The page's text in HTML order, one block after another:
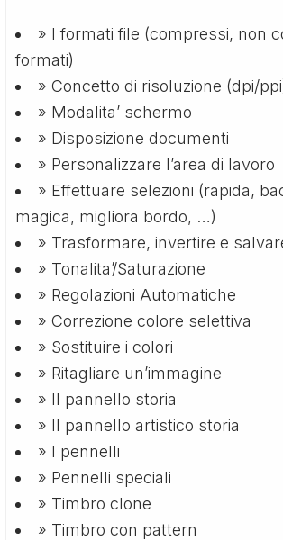
» I formati file (compressi, non
formati)
» Concetto di risoluzione (dpi/
» Modalita’ schermo
» Disposizione documenti
» Personalizzare l’area di lavoro
» Effettuare selezioni (rapida,
magica, migliora bordo, …)
» Trasformare, invertire e
» Tonalita’/Saturazione
» Regolazioni Automatiche
» Correzione colore selettiva
» Sostituire i colori
» Ritagliare un’immagine
» Il pannello storia
» Il pannello artistico storia
» I pennelli
» Pennelli speciali
» Timbro clone
» Timbro con pattern